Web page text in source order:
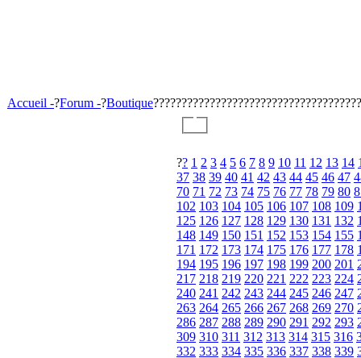
Accueil -?Forum -?Boutique
?? 1 2 3 4 5 6 7 8 9 10 11 12 13 14
37 38 39 40 41 42 43 44 45 46 47
70 71 72 73 74 75 76 77 78 79 80
102 103 104 105 106 107 108 109
125 126 127 128 129 130 131 132
148 149 150 151 152 153 154 155
171 172 173 174 175 176 177 178
194 195 196 197 198 199 200 201
217 218 219 220 221 222 223 224
240 241 242 243 244 245 246 247
263 264 265 266 267 268 269 270
286 287 288 289 290 291 292 293
309 310 311 312 313 314 315 316
332 333 334 335 336 337 338 339